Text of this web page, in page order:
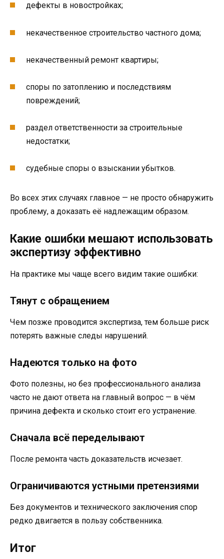
дефекты в новостройках;
некачественное строительство частного дома;
некачественный ремонт квартиры;
споры по затоплению и последствиям
повреждений;
раздел ответственности за строительные
недостатки;
судебные споры о взыскании убытков.
Во всех этих случаях главное — не просто обнаружить
проблему, а доказать её надлежащим образом.
Какие ошибки мешают использовать
экспертизу эффективно
На практике мы чаще всего видим такие ошибки:
Тянут с обращением
Чем позже проводится экспертиза, тем больше риск
потерять важные следы нарушений.
Надеются только на фото
Фото полезны, но без профессионального анализа
часто не дают ответа на главный вопрос — в чём
причина дефекта и сколько стоит его устранение.
Сначала всё переделывают
После ремонта часть доказательств исчезает.
Ограничиваются устными претензиями
Без документов и технического заключения спор
редко двигается в пользу собственника.
Итог